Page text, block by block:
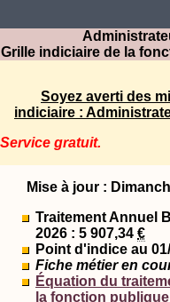
Grille indiciaire de la
Soyez averti des
indiciaire :
Service gratuit.
Mise à jour :
Traitement Annuel
2026 : 5 907,34 €
Point d'indice au
Fiche métier en
Équation du
la fonction publique